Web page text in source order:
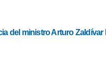
del ministro Arturo Zaldívar